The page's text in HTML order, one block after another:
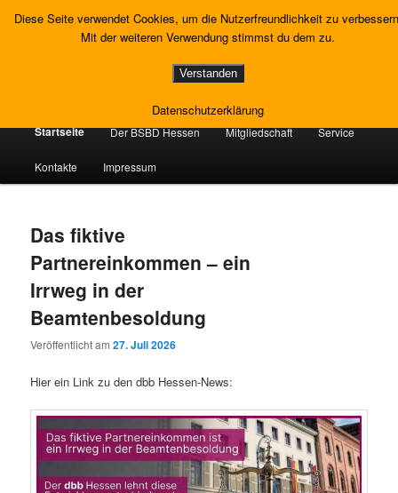
primären
sekundären
Landesverband Hessen
HauptmenüStartseite Der BSBD Hessen Mitgliedschaft Service
Kontakte Impressum
Das fiktive
Partnereinkommen – ein
Irrweg in der
Beamtenbesoldung
Veröffentlicht am27. Juli 2026
Hier ein Link zu den dbb Hessen-News:
Diese Seite verwendet Cookies, um die Nutzerfreundlichkeit zu
Mit der weiteren Verwendung stimmst du dem zu.
Verstanden
Datenschutzerklärung